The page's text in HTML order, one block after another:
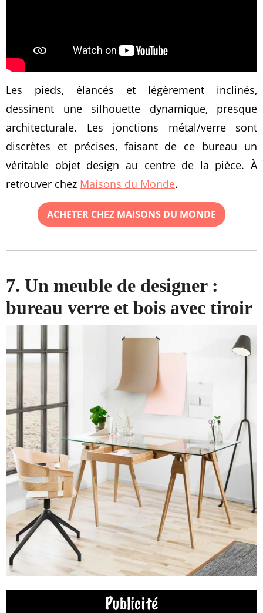
Les pieds, élancés et légèrement inclinés,
dessinent une silhouette dynamique, presque
architecturale. Les jonctions métal/verre sont
discrètes et précises, faisant de ce bureau un
véritable objet design au centre de la pièce. À
retrouver chez Maisons du Monde.
ACHETER CHEZ MAISONS DU MONDE
7. Un meuble de designer :
bureau verre et bois avec tiroir